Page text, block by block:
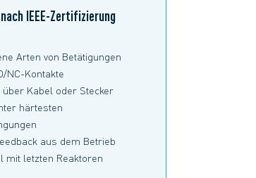
IEEE-Zertifizierung
Arten von Betätigungen
NC-Kontakte
Kabel oder Stecker
härtesten
aus dem Betrieb
mit letzten Reaktoren